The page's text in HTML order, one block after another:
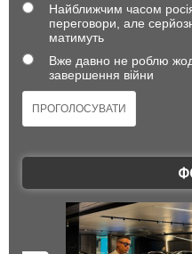
Найближчим часом
переговори, але
матимуть
Вже давно не роблю
завершення війни